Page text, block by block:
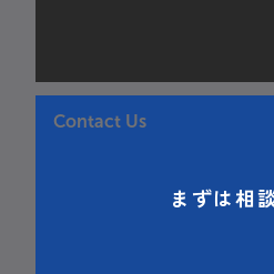
Contact Us
まずは相